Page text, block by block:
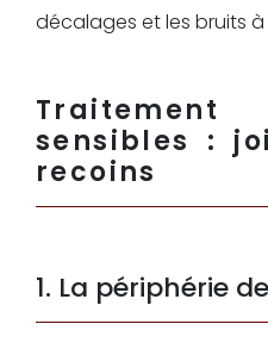
décalages et les bruits
sensibles :
recoins
1. La périphérie